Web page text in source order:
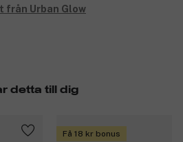
från Urban Glow
detta till dig
Få 18 kr bonus